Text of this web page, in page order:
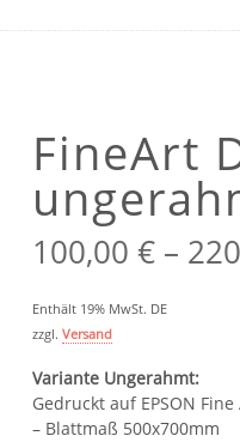
FineArt
100,00€ –
Enthält 19% MwSt. DE
zzgl.Versand
Variante Ungerahmt:
Gedruckt auf EPSON
– Blattmaß 500x700mm